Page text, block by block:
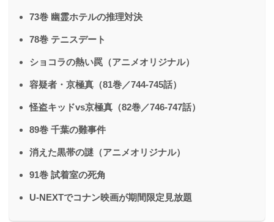
73巻 幽霊ホテルの推理対決
78巻 テニスデート
ショコラの熱い罠（アニメオリジナル）
容疑者・京極真（81巻／744-745話）
怪盗キッドvs京極真（82巻／746-747話）
89巻 千葉の難事件
消えた黒帯の謎（アニメオリジナル）
91巻 試着室の死角
U-NEXTでコナン映画が期間限定見放題